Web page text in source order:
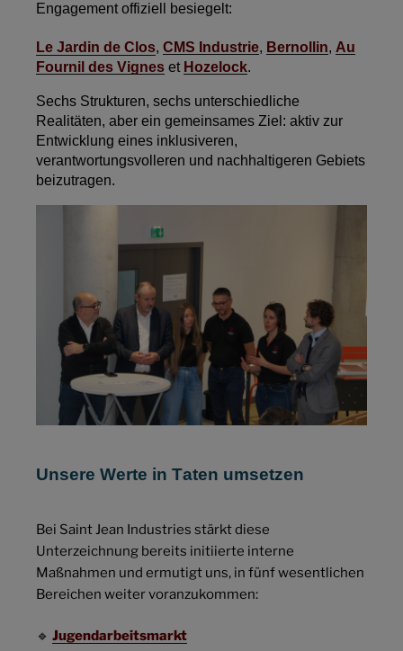
Engagement offiziell besiegelt:
Le Jardin de Clos, CMS Industrie, Bernollin, Au
Fournil des Vignes et Hozelock.
Sechs Strukturen, sechs unterschiedliche
Realitäten, aber ein gemeinsames Ziel: aktiv zur
Entwicklung eines inklusiveren,
verantwortungsvolleren und nachhaltigeren Gebiets
beizutragen.
Unsere Werte in Taten umsetzen
Bei Saint Jean Industries stärkt diese
Unterzeichnung bereits initiierte interne
Maßnahmen und ermutigt uns, in fünf wesentlichen
Bereichen weiter voranzukommen:
🔹 Jugendarbeitsmarkt